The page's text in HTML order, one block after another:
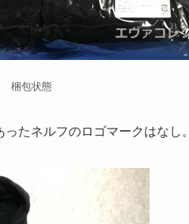
梱包状態
たネルフのロゴマークはなし。